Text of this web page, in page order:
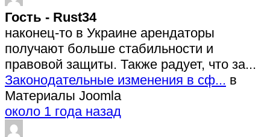
Гость - Rust34
наконец-то в Украине арендаторы
получают больше стабильности и
правовой защиты. Также радует, что за...
Законодательные изменения в сф... в
Материалы Joomla
около 1 года назад